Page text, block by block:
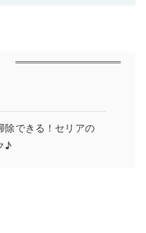
除できる！セリアの
♪